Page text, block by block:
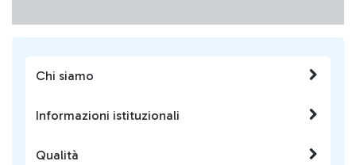
Chi siamo
Informazioni istituzionali
Qualità
Gibilterra, isola di Man e
o anche solo transito nei 14
giorni precedenti l’ingresso
passeggeri in partenza con